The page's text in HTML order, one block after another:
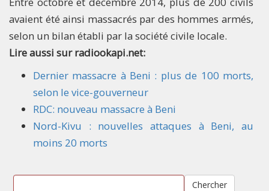
avaient été ainsi massacrés par des hommes armés,
selon un bilan établi par la société civile locale.​
Lire aussi sur radiookapi.net:
Dernier massacre à Beni : plus de 100 morts,
selon le vice-gouverneur
RDC: nouveau massacre à Beni
Nord-Kivu : nouvelles attaques à Beni, au
moins 20 morts
Chercher